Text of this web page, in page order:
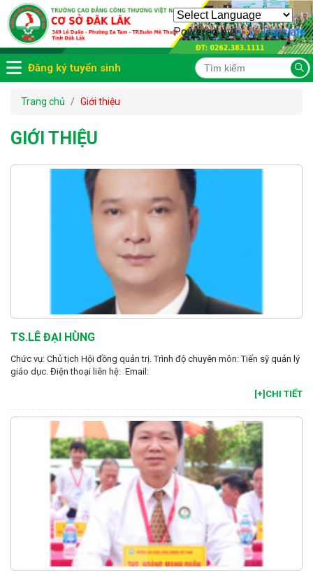
Powered by Translate
Đăng ký tuyển sinh
Trang chủ Giới thiệu
GIỚI THIỆU
TS.LÊ ĐẠI HÙNG
Chức vụ: Chủ tịch Hội đồng quản trị. Trình độ chuyên môn: Tiến sỹ quản lý
giáo dục. Điện thoại liên hệ: Email:
[+]CHI TIẾT